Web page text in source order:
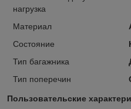
нагрузка
Материал
Состояние
Тип багажника
Тип поперечин
Пользовательские